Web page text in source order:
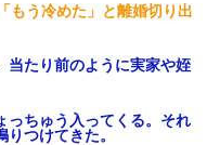
もう冷めた」と離婚切り出
当たり前のように実家や姪
っちゅう入ってくる。それ
つけてきた。